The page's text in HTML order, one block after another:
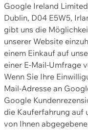
Google Ireland
Dublin, D04 E5W5,
gibt uns die
unserer Website
einem Einkauf auf
einer E-Mail-Umfrage
Wenn Sie Ihre
Mail-Adresse an
Google
die Kauferfahrung auf
von Ihnen